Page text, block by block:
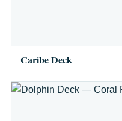
Caribe Deck